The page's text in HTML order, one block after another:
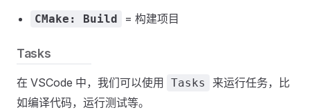
CMake: Build = 构建项目
Tasks
在 VSCode 中，我们可以使用 Tasks
来运行任务，比
如编译代码，运行测试等。